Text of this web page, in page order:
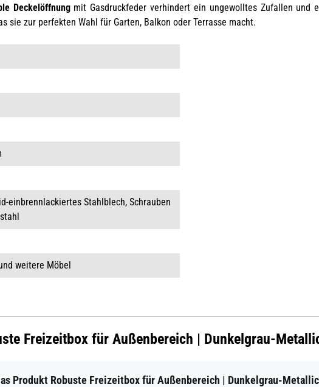
Deckelöffnungmit Gasdruckfeder verhindert ein ungewolltes Zufallen und
sie zur perfekten Wahl für Garten, Balkon oder Terrasse macht.
einbrennlackiertes Stahlblech, Schrauben
weitere Möbel
Freizeitbox für Außenbereich | Dunkelgrau-
Produkt Robuste Freizeitbox für Außenbereich | Dunkelgrau-